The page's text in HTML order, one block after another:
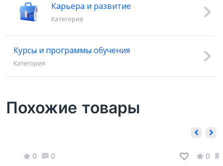
Карьера и развитие
Категория
Курсы и программы обучения
Категория
Похожие товары
0 0 0